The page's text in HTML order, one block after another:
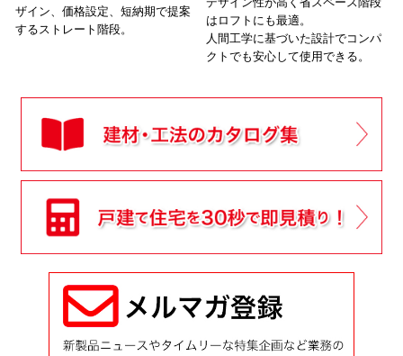
ザイン、価格設定、短納期で提案
するストレート階段。
はロフトにも最適。
人間工学に基づいた設計でコンパ
クトでも安心して使用できる。